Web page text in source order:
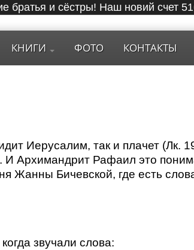
братья и сёстры! Наш новий счет
КНИГИ ФОТО КОНТАКТЫ
Иерусалим, так и плачет (Лк.
И Архимандрит Рафаил это
Жанны Бичевской, где есть
звучали слова: